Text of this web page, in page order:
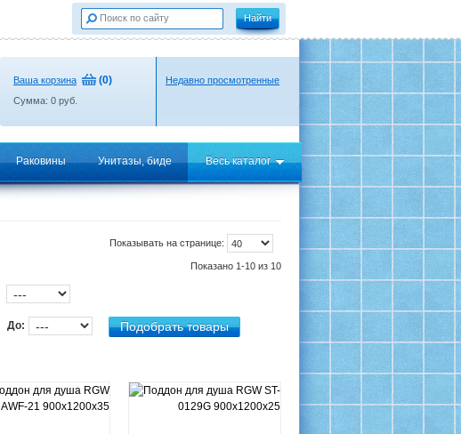
Ваша корзина (0)
Сумма: 0 руб.
Недавно просмотренные
Раковины Унитазы, биде Весь каталог
Показывать на странице:
Показано 1-10 из 10
До: